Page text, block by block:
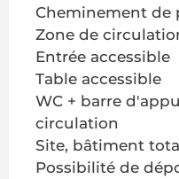
Cheminement de
Zone de
Entrée accessible
Table accessible
WC + barre
circulation
Site, bâtiment
Possibilité de